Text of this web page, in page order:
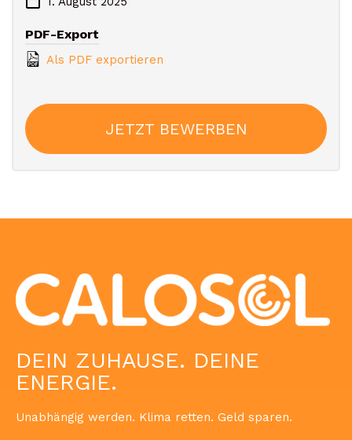
PDF-Export
Als PDF exportieren
JETZT BEWERBEN
DEIN ZUHAUSE. DEINE
ENERGIE.
Unabhängig werden. Klima retten. Geld sparen.